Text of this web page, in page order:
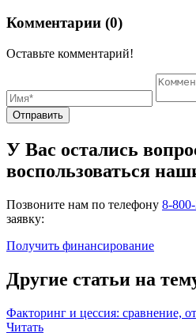
Комментарии (0)
Оставьте комментарий!
Отправить
У Вас остались
воспользоваться
Позвоните нам по телефону 8-
заявку:
Получить финансирование
Другие статьи на
Факторинг и цессия: сравнение,
Читать